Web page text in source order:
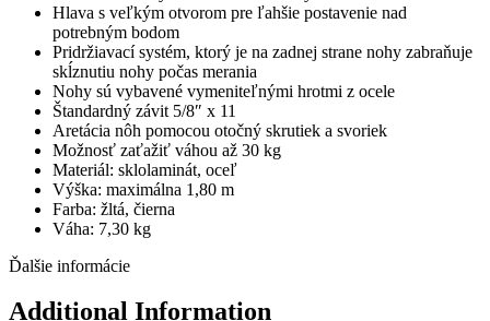
Hlava s veľkým otvorom pre ľahšie postavenie nad
potrebným bodom
Pridržiavací systém, ktorý je na zadnej strane nohy zabraňuje
skĺznutiu nohy počas merania
Nohy sú vybavené vymeniteľnými hrotmi z ocele
Štandardný závit 5/8″ x 11
Aretácia nôh pomocou otočný skrutiek a svoriek
Možnosť zaťažiť váhou až 30 kg
Materiál: sklolaminát, oceľ
Výška: maximálna 1,80 m
Farba: žltá, čierna
Váha: 7,30 kg
Ďalšie informácie
Additional Information